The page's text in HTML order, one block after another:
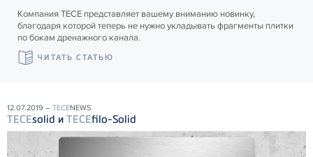
Компания ТЕСЕ представляет вашему вниманию новинку,
благодаря которой теперь не нужно укладывать фрагменты плитки
по бокам дренажного канала.
ЧИТАТЬ СТАТЬЮ
12.07.2019 – TECENEWS
TECEsolid и TECEfilo-Solid